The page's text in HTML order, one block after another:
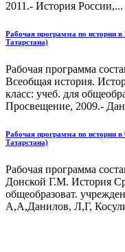
2011.- История России,...
Рабочая программа по истории в
Татарстана)
Рабочая программа
Всеобщая история.
класс: учеб. для
Просвещение, 2009.-
Рабочая программа по истории в
Татарстана)
Рабочая программа
Донской Г.М. История
общеобразоват.
А,А,Данилов, Л,Г,